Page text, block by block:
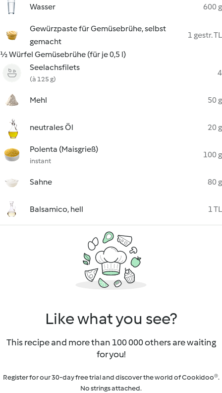
Wasser 600 g
Gewürzpaste für Gemüsebrühe, selbst
gemacht
1 gestr. TL
½ Würfel Gemüsebrühe (für je 0,5 l)
Seelachsfilets
(à 125 g)
4
Mehl 50 g
neutrales Öl 20 g
Polenta (Maisgrieß)
instant
100 g
Sahne 80 g
Balsamico, hell 1 TL
Like what you see?
This recipe and more than 100 000 others are waiting
for you!
Register for our 30-day free trial and discover the world of Cookidoo®.
No strings attached.